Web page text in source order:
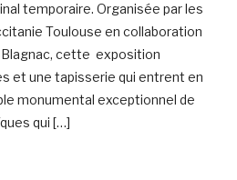
temporaire. Organisée par les
Toulouse en collaboration
cette exposition
et une tapisserie qui entrent en
monumental exceptionnel de
qui […]